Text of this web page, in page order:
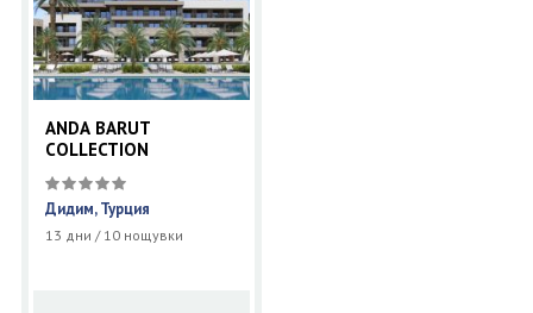
ANDA BARUT
COLLECTION
Дидим, Турция
13 дни / 10 нощувки